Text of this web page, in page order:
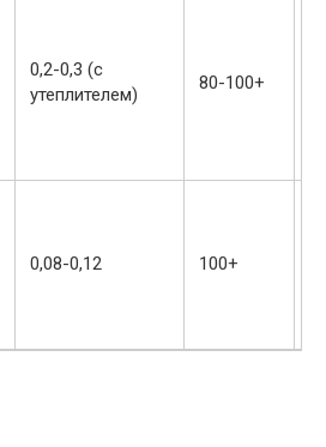
0,2-0,3 (с
утеплителем)
80-100+
0,08-0,12 100+